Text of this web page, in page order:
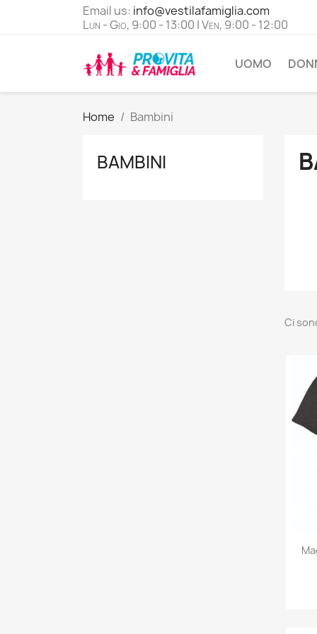
Email us: info@vestilafamiglia.com
Lun - Gio, 9:00 - 13:00 | Ven, 9:00 - 12:00
UOMO
Home Bambini
BAMBINI
Ci